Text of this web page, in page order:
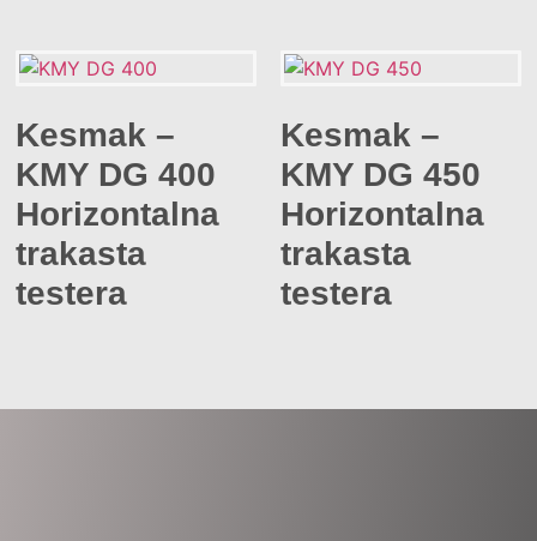
Kesmak –
KMY DG 400
Horizontalna
trakasta
testera
Kesmak –
KMY DG 450
Horizontalna
trakasta
testera